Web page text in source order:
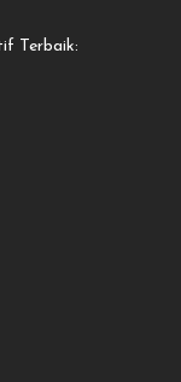
Terbaik: